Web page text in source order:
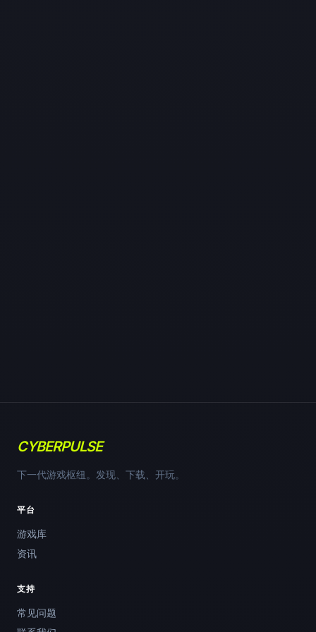
CYBERPULSE
下一代游戏枢纽。发现、下载、开玩。
平台
游戏库
资讯
支持
常见问题